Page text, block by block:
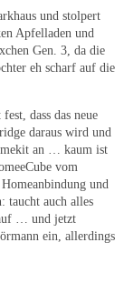
und stolpert
Apfelladen und
Gen. 3, da die
eh scharf auf die
dass das neue
daraus wird und
an … kaum ist
vom
und
taucht auch alles
… und jetzt
ein, allerdings